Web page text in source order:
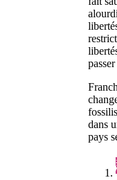
dans
pays